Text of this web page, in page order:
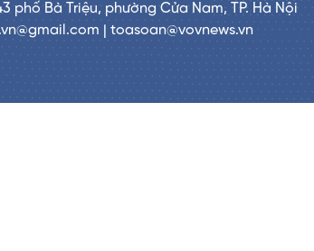
phố Bà Triệu, phường Cửa Nam, TP. Hà Nội
| toasoan@vovnews.vn